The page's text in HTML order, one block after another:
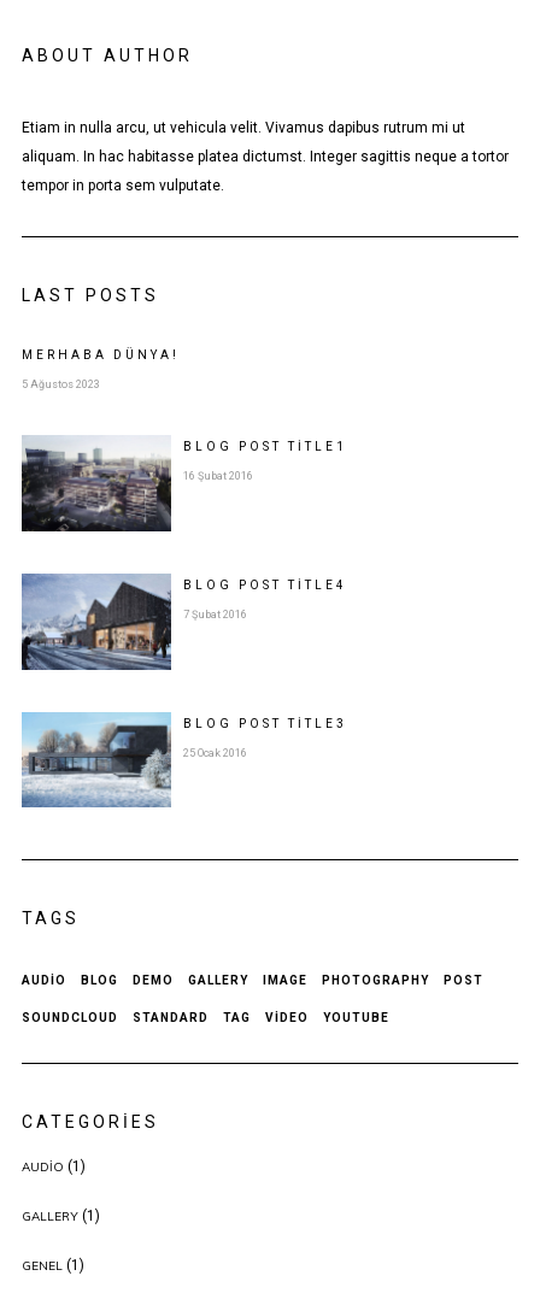
ABOUT AUTHOR
Etiam in nulla arcu, ut vehicula velit. Vivamus dapibus rutrum mi ut
aliquam. In hac habitasse platea dictumst. Integer sagittis neque a tortor
tempor in porta sem vulputate.
LAST POSTS
MERHABA DÜNYA!
5 Ağustos 2023
BLOG POSTTITLE 1
16 Şubat 2016
BLOG POSTTITLE 4
7 Şubat 2016
BLOG POSTTITLE 3
25 Ocak 2016
TAGS
AUDIO BLOG DEMO GALLERY IMAGE PHOTOGRAPHY POST
SOUNDCLOUD STANDARD TAG VIDEO YOUTUBE
CATEGORIES
AUDIO (1)
GALLERY(1)
GENEL(1)